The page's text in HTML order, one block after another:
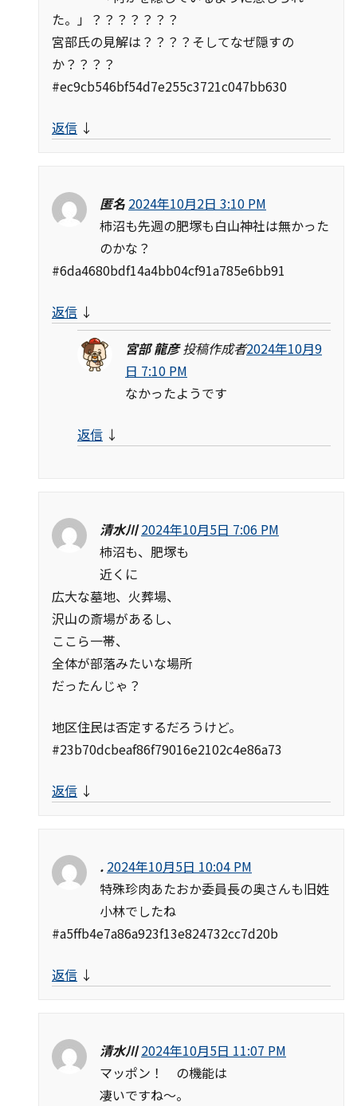
た。」？？？？？？？
宮部氏の見解は？？？？そしてなぜ隠すの
か？？？？
#ec9cb546bf54d7e255c3721c047bb630
返信 ↓
匿名 2024年10月2日 3:10 PM
柿沼も先週の肥塚も白山神社は無かった
のかな？
#6da4680bdf14a4bb04cf91a785e6bb91
返信 ↓
宮部 龍彦 投稿作成者2024年10月9
日 7:10 PM
なかったようです
返信 ↓
清水川 2024年10月5日 7:06 PM
柿沼も、肥塚も
近くに
広大な墓地、火葬場、
沢山の斎場があるし、
ここら一帯、
全体が部落みたいな場所
だったんじゃ？
地区住民は否定するだろうけど。
#23b70dcbeaf86f79016e2102c4e86a73
返信 ↓
. 2024年10月5日 10:04 PM
特殊珍肉あたおか委員長の奥さんも旧姓
小林でしたね
#a5ffb4e7a86a923f13e824732cc7d20b
返信 ↓
清水川 2024年10月5日 11:07 PM
マッポン！ の機能は
凄いですね〜。